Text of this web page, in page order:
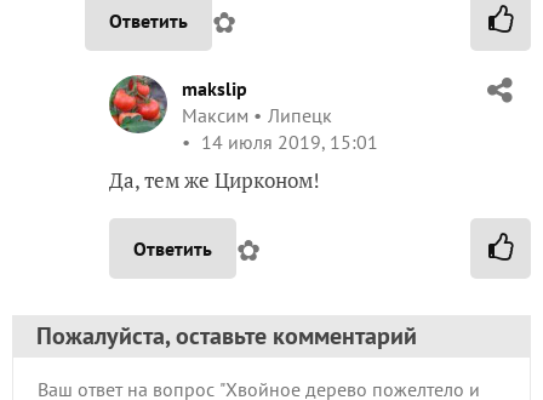
Ответить ✿
makslip
Максим
Липецк
14 июля 2019, 15:01
Да, тем же Цирконом!
Ответить ✿
Пожалуйста, оставьте комментарий